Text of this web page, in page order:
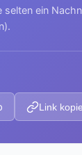
ein
Link